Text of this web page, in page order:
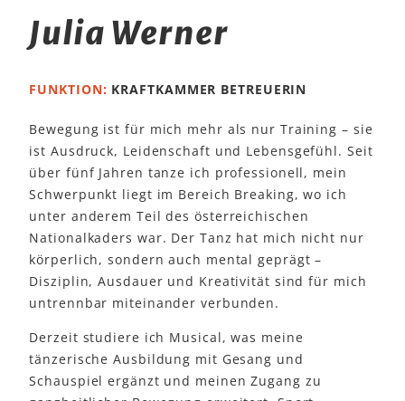
Julia Werner
FUNKTION: KRAFTKAMMER BETREUERIN
Bewegung ist für mich mehr als nur Training – sie
ist Ausdruck, Leidenschaft und Lebensgefühl. Seit
über fünf Jahren tanze ich professionell, mein
Schwerpunkt liegt im Bereich Breaking, wo ich
unter anderem Teil des österreichischen
Nationalkaders war. Der Tanz hat mich nicht nur
körperlich, sondern auch mental geprägt –
Disziplin, Ausdauer und Kreativität sind für mich
untrennbar miteinander verbunden.
Derzeit studiere ich Musical, was meine
tänzerische Ausbildung mit Gesang und
Schauspiel ergänzt und meinen Zugang zu